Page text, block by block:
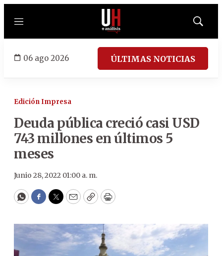
Menú
Mostrar
06 ago 2026 ÚLTIMAS NOTICIAS
Edición Impresa
Deuda pública creció casi USD
743 millones en últimos 5
meses
Junio 28, 2022 01:00 a. m.
WhatsApp
Facebook
Twitter
EmailCopyPrint